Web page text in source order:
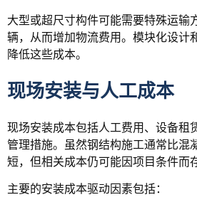
大型或超尺寸构件可能需要特殊运输
辆，从而增加物流费用。模块化设计
降低这些成本。
现场安装与人工成本
现场安装成本包括人工费用、设备租
管理措施。虽然钢结构施工通常比混
短，但相关成本仍可能因项目条件而
主要的安装成本驱动因素包括：